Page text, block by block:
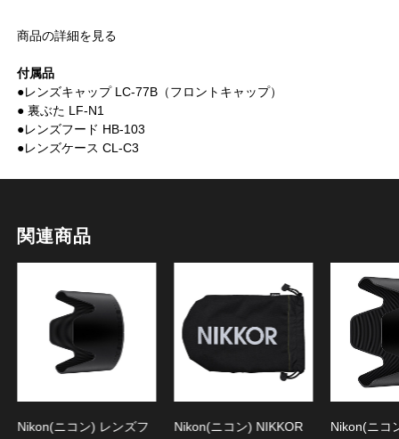
商品の詳細を見る
付属品
●レンズキャップ LC-77B（フロントキャップ）
● 裏ぶた LF-N1
●レンズフード HB-103
●レンズケース CL-C3
関連商品
Nikon(ニコン) レンズフ
Nikon(ニコン) NIKKOR
Nikon(ニコ